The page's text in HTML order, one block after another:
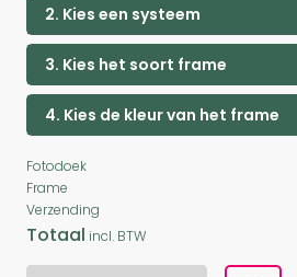
2. Kies een systeem
3. Kies het soort frame
4. Kies de kleur van het frame
Fotodoek
Frame
Verzending
Totaal incl. BTW